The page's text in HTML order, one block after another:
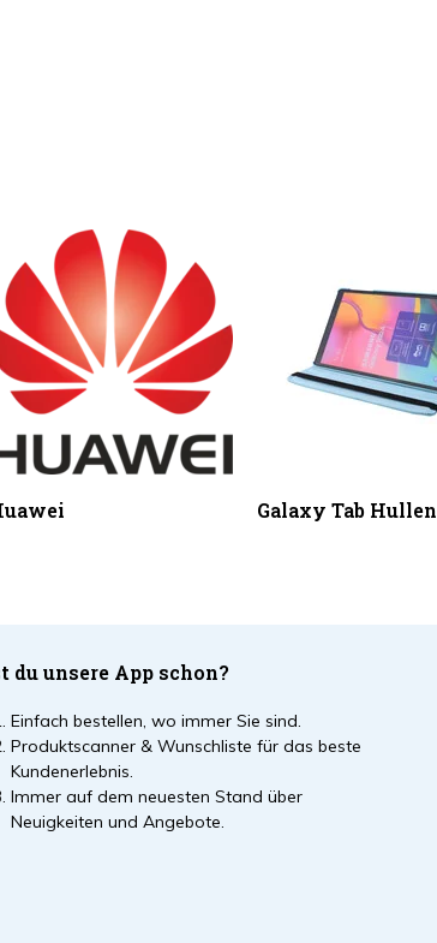
Galaxy Tab Hullen
du unsere App schon?
Einfach bestellen, wo immer Sie sind.
Produktscanner & Wunschliste für das beste
Kundenerlebnis.
Immer auf dem neuesten Stand über
Neuigkeiten und Angebote.